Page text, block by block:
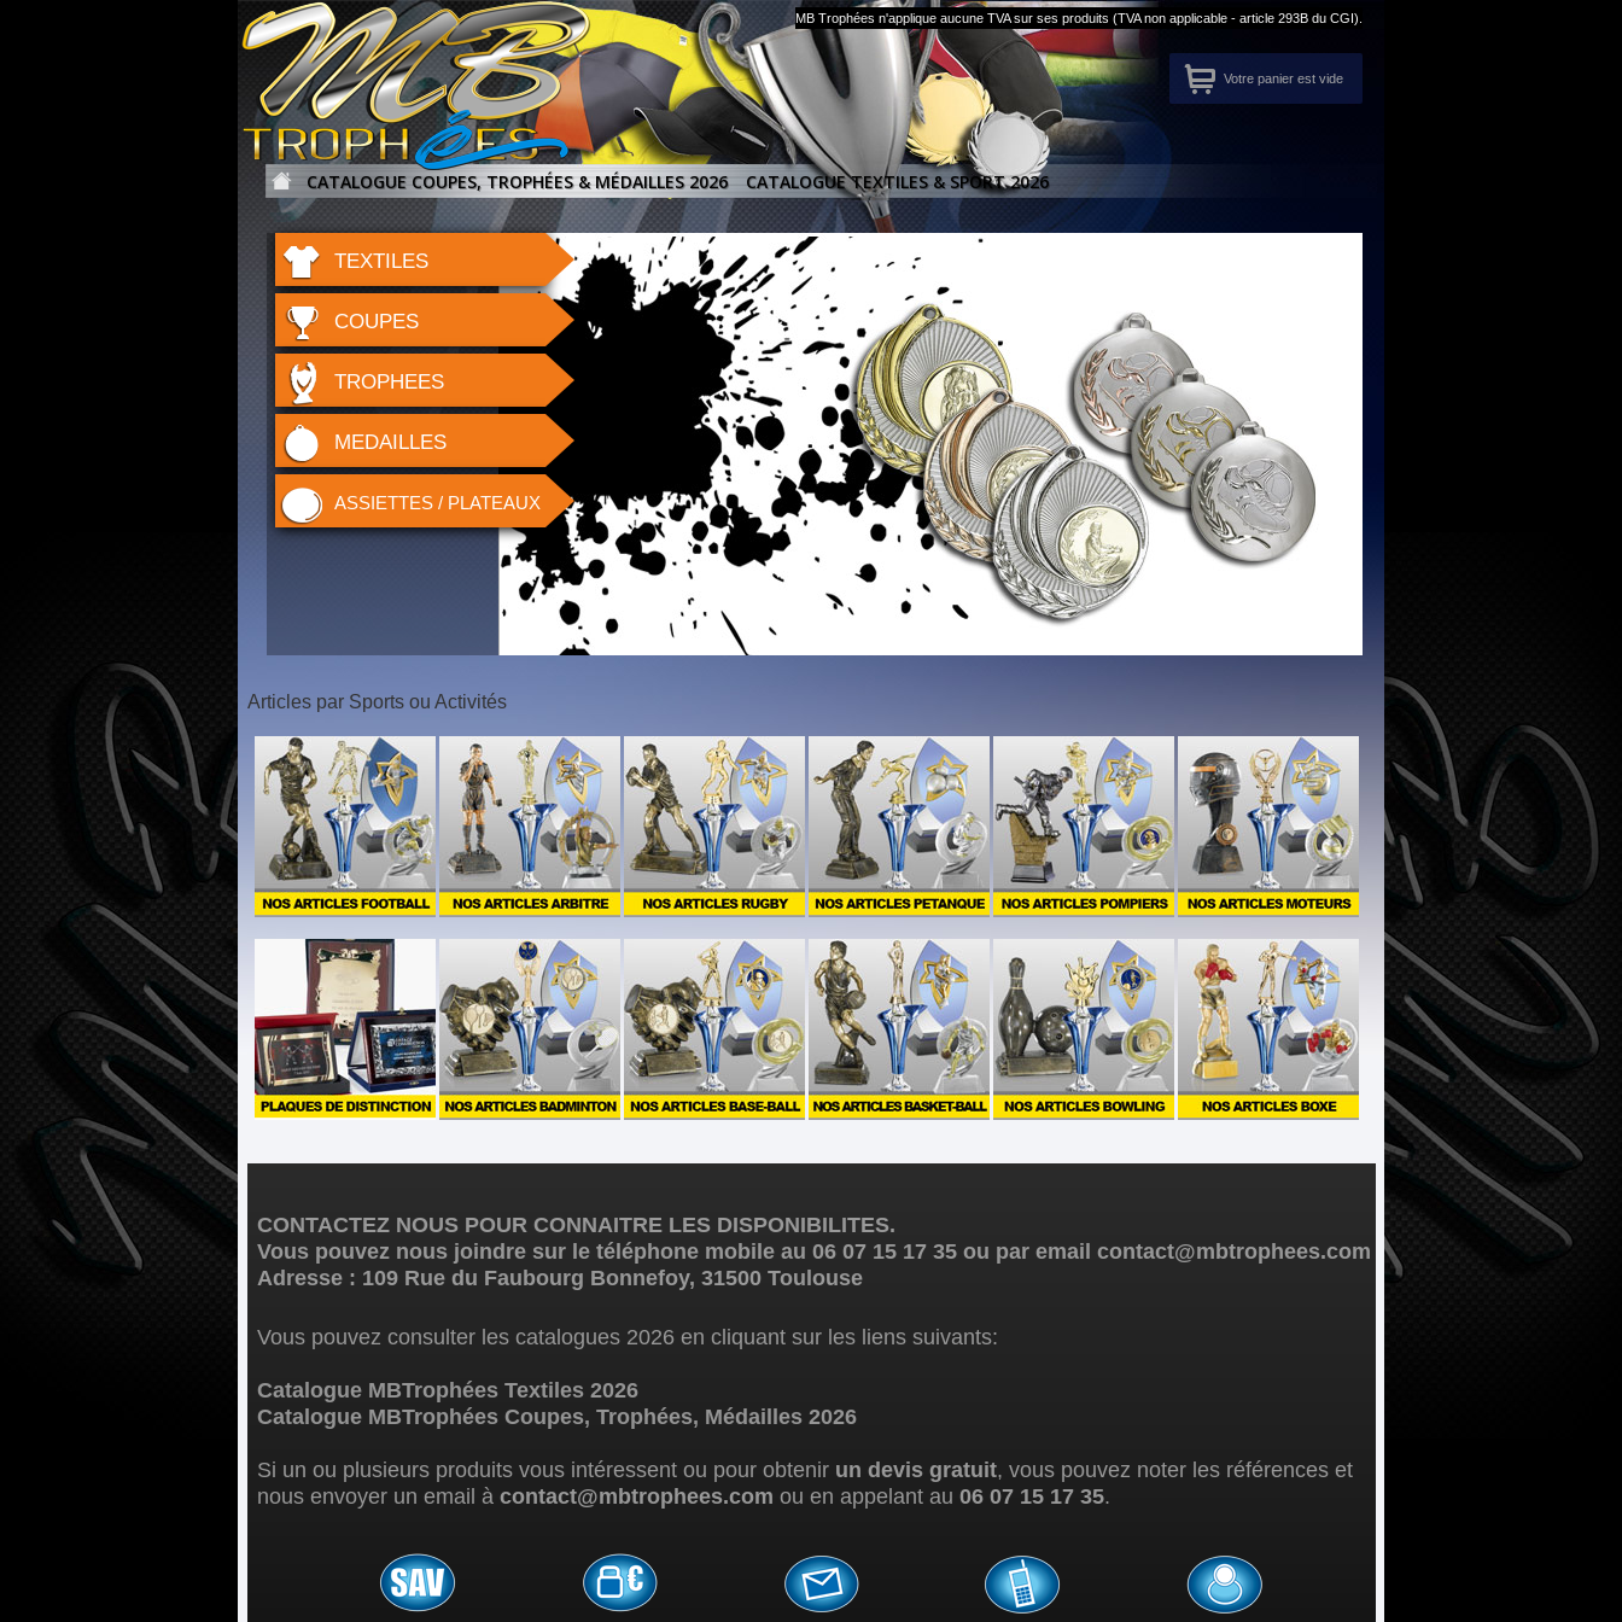
MB Trophées n'applique aucune TVA sur ses produits (TVA non applicable - article 293B du CGI).
Votre panier est vide
CATALOGUE COUPES, TROPHÉES & MÉDAILLES 2026 CATALOGUE TEXTILES & SPORT 2026
TEXTILES
COUPES
TROPHEES
MEDAILLES
ASSIETTES / PLATEAUX
5 1
Articles par Sports ou Activités
CONTACTEZ NOUS POUR CONNAITRE LES DISPONIBILITES.
Vous pouvez nous joindre sur le téléphone mobile au 06 07 15 17 35 ou par email contact@mbtrophees.com
Adresse : 109 Rue du Faubourg Bonnefoy, 31500 Toulouse
Vous pouvez consulter les catalogues 2026 en cliquant sur les liens suivants:
Catalogue MBTrophées Textiles 2026
Catalogue MBTrophées Coupes, Trophées, Médailles 2026
Si un ou plusieurs produits vous intéressent ou pour obtenir un devis gratuit, vous pouvez noter les références et
nous envoyer un email à contact@mbtrophees.com ou en appelant au 06 07 15 17 35.